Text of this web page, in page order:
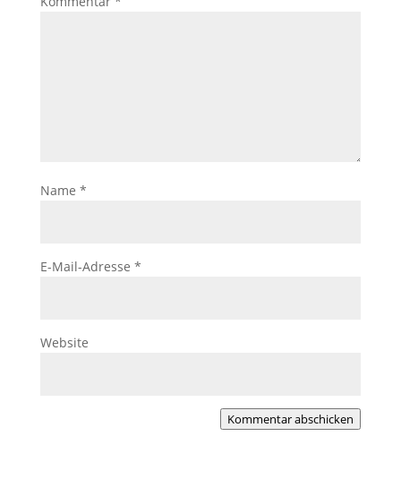
Name *
E-Mail-Adresse *
Website
Kommentar abschicken